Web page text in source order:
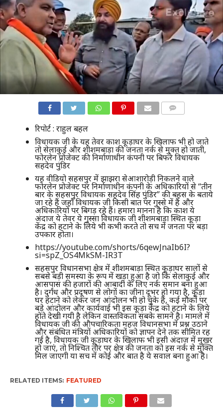
रिपोर्ट : राहुल बहल
विधायक जी के यह तेवर काश कूड़ाघर के खिलाफ भी हो जाते
तो सेलाकुई और शीशमबाड़ा की जनता नर्क से मुक्त हो जाती,
फोरलेन प्रोजेक्ट की निर्माणाधीन कंपनी पर बिफरे विधायक
सहदेव पुंडिर
यह वीडियो सहसपुर में झाझरा सेआशारोड़ी निकलने वाले
फोरलेन प्रोजेक्ट पर निर्माणाधीन कंपनी के अधिकारियों से “तीन
बार के सहसपुर विधायक सहदेव सिंह पुंडिर” की बहस के बताये
जा रहे हैं जहाँ विधायक जी किसी बात पर गुस्से में हैं और
अधिकारियों पर बिगड़ रहे हैं। हमारा मानना है कि काश ये
अंदाज ये तेवर ये गुस्सा विधायक जी शीशमबाड़ा स्थित कूड़ा
केंद्र को हटाने के लिये भी कभी करते तो सच में जनता पर बड़ा
उपकार होता।
https://youtube.com/shorts/6qewJnaIb6I?
si=spZ_OS4MkSM-IR3T
सहसपुर विधानसभा क्षेत्र में शीशमबाड़ा स्थित कूड़ाघर सालों से
सबसे बड़ी समस्या के रूप में खड़ा हुआ है जो कि सेलाकुई और
आसपास की हजारों की आबादी के लिए नर्क समान बना हुआ
है। दुर्गंध और प्रदूषण से लोगों का जीना दूभर हो गया है, कूड़ा
घर हटाने को लेकर जन आंदोलन भी हो चुके हैं, कई मौको पर
बड़े आंदोलन और कार्यवाई भी इस कूड़ा केंद्र को हटाने के लिये
होते देखी गयी है लेकिन वास्तविकता सबके सामने है। मामले में
विधायक जी की औपचारिकता महज विधानसभा में प्रश्न उठाने
और संबंधित‌ मंत्रियों अधिकारियों को ज्ञापन देने तक सीमित रह
गई है, विधायक जी कूड़ाघर के खिलाफ भी इसी अंदाज में मुखर
हो जाएं, तो निश्चित तौर पर क्षेत्र की जनता को इस नर्क से मुक्ति
मिल जाएगी या सच में कोई और बात है ये सवाल बना हुआ है।
RELATED ITEMS: FEATURED